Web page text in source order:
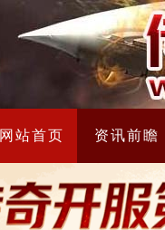
网站首页 资讯前瞻